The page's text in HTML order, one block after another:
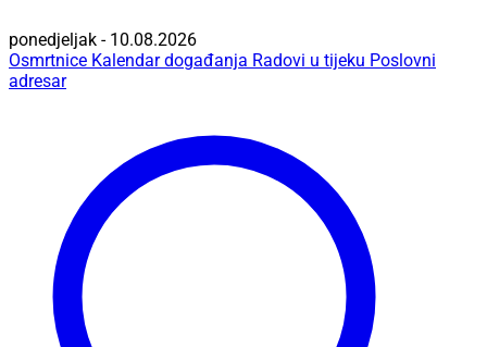
ponedjeljak - 10.08.2026
Osmrtnice Kalendar događanja Radovi u tijeku Poslovni
adresar